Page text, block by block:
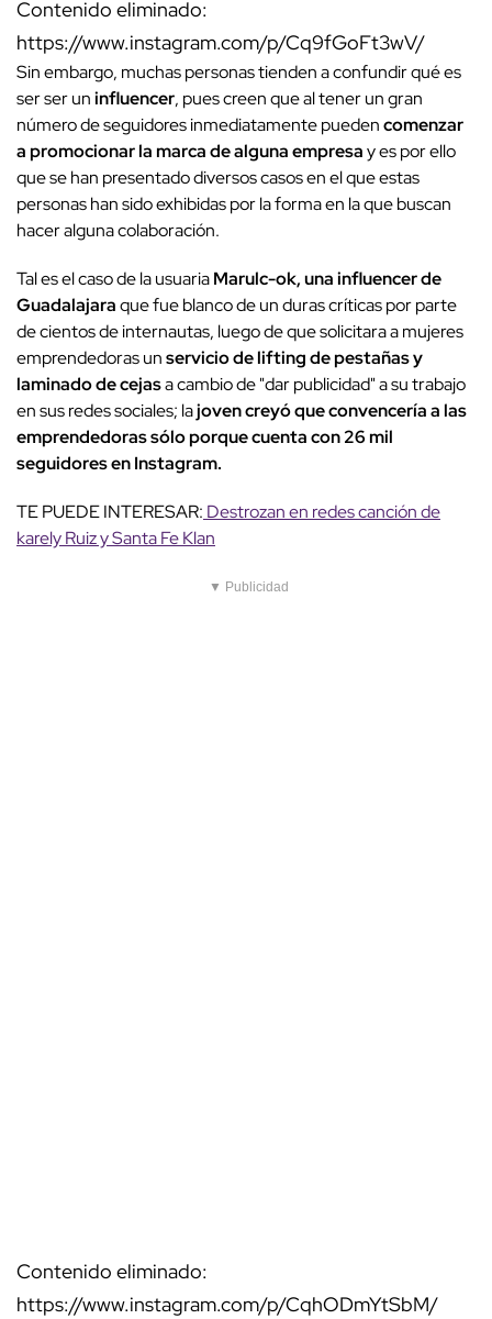
Contenido eliminado:
https://www.instagram.com/p/Cq9fGoFt3wV/
Sin embargo, muchas personas tienden a confundir qué es
ser ser uninfluencer, pues creen que al tener un gran
número de seguidores inmediatamente puedencomenzar
a promocionar la marca de alguna empresay es por ello
que se han presentado diversos casos en el que estas
personas han sido exhibidas por la forma en la que buscan
hacer alguna colaboración.
Tal es el caso de la usuariaMarulc-ok, una influencer de
Guadalajaraque fue blanco de un duras críticas por parte
de cientos de internautas, luego de que solicitara a mujeres
emprendedoras unservicio de lifting de pestañas y
laminado de cejasa cambio de "dar publicidad" a su trabajo
en sus redes sociales; lajoven creyó que convencería a las
emprendedoras sólo porque cuenta con 26 mil
seguidores en Instagram.
TE PUEDE INTERESAR: Destrozan en redes canción de
karely Ruiz y Santa Fe Klan
▼ Publicidad
Contenido eliminado:
https://www.instagram.com/p/CqhODmYtSbM/